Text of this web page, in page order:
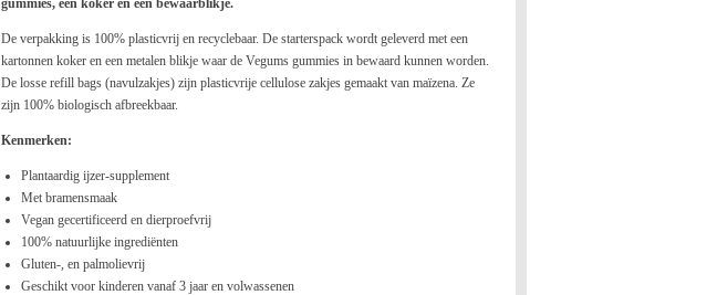
De verpakking is 100% plasticvrij en recyclebaar. De starterspack wordt geleverd met een
kartonnen koker en een metalen blikje waar de Vegums gummies in bewaard kunnen worden.
De losse refill bags (navulzakjes) zijn plasticvrije cellulose zakjes gemaakt van maïzena. Ze
zijn 100% biologisch afbreekbaar.
Kenmerken:
Plantaardig ijzer-supplement
Met bramensmaak
Vegan gecertificeerd en dierproefvrij
100% natuurlijke ingrediënten
Gluten-, en palmolievrij
Geschikt voor kinderen vanaf 3 jaar en volwassenen